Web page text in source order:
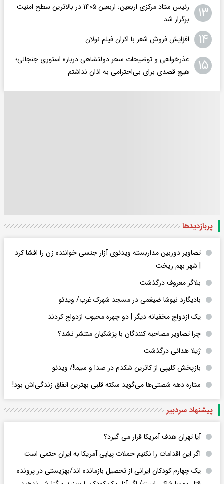
۱۳
رئیس ستاد مرکزی اربعین: اربعین ۱۴۰۵ در بالاترین سطح امنیت
برگزار شد
۱۴ افزایش فروش شعر با اکران فیلم نولان
۱۵
عذرخواهی و توضیحات سحر دولتشاهی درباره استوری جنجالی؛
هیچ قصدی برای بی‌احترامی به اذان نداشتم
پربازدید‌ها
تصاویر دوربین مداربسته ویدئوی آزار جنسی خواننده زن را افشا کرد
| شهر بهم ریخت
بلاگر معروف درگذشت
بادیگارد نیوشا ضیغمی در مسجد شهرک غرب/ ویدئو
یک ازدواج مخفیانه دیگر | دو چهره محبوب ازدواج کردند
چرا تصاویر مصاحبه کنندگان با پزشکیان منتشر نشد؟
ژیلا هدائی درگذشت
بازپخش کلیپی از کاترین شکدم در صدا و سیما!/ ویدئو
ستاره دهه شصتی‌ها می‌گوید سکته قلبی بهترین اتفاق زندگی‌اش بود!
پیشنهاد سردبیر
آیا تهران هدف آمریکا قرار می گیرد؟
اگر این اقدامات را نکنیم حملات پیاپی آمریکا به ایران حتمی است
یک چهارم کودکان ایرانی از تحصیل بازمانده اند/بهزیستی در پرونده